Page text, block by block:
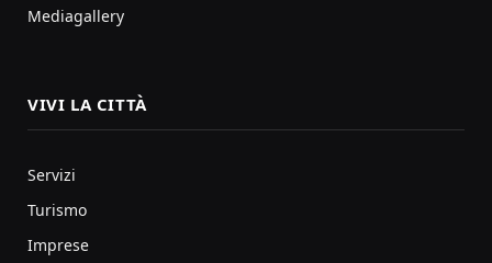
Mediagallery
VIVI LA CITTÀ
Servizi
Turismo
Imprese